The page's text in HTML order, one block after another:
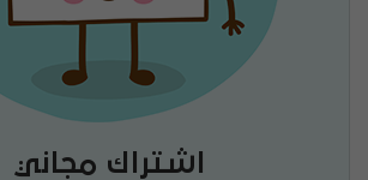
اشتراك مجاني